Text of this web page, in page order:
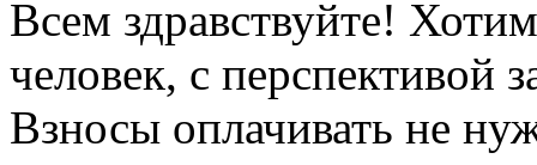
Всем здравствуйте!
человек, с перспективой
Взносы оплачивать не